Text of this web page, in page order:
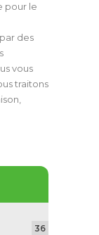
pour le
des
vous
traitons
36